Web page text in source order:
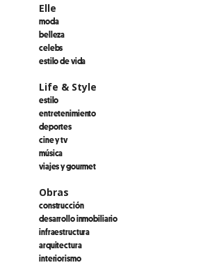
Elle
moda
belleza
celebs
estilo de vida
Life & Style
estilo
entretenimiento
deportes
cine y tv
música
viajes y gourmet
Obras
construcción
desarrollo inmobiliario
infraestructura
arquitectura
interiorismo